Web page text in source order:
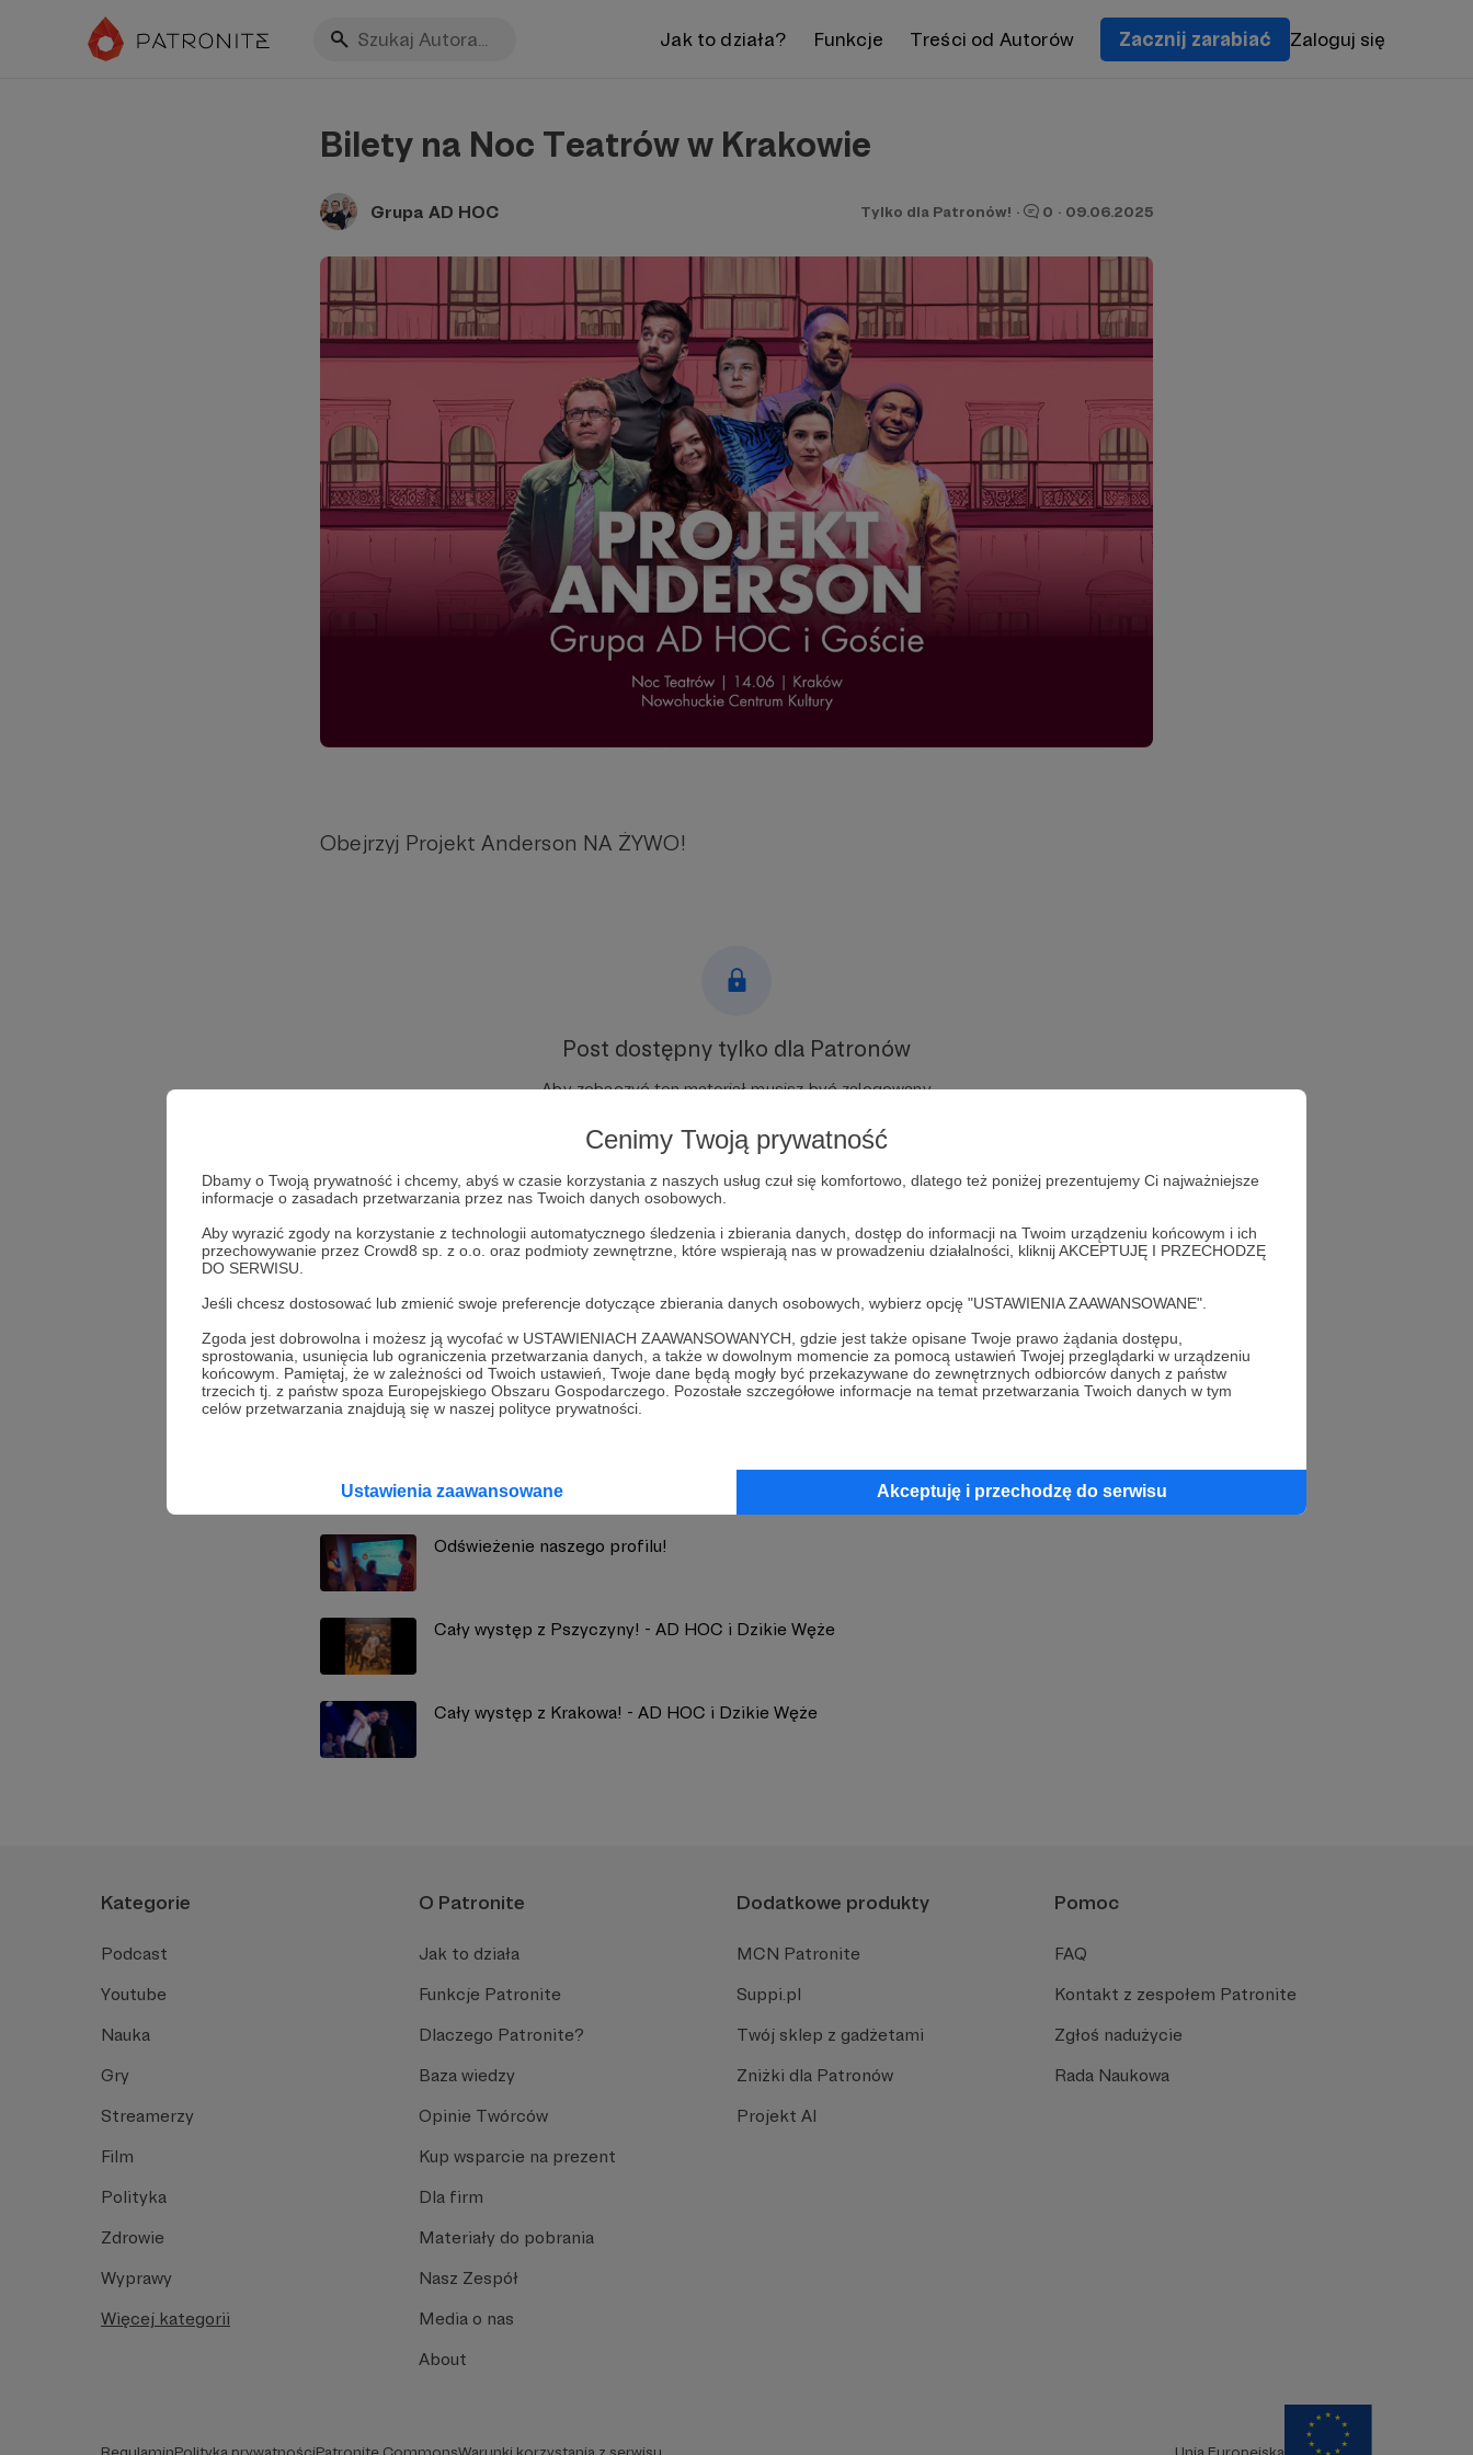
Cenimy Twoją prywatność
Dbamy o Twoją prywatność i chcemy, abyś w czasie korzystania z naszych usług czuł się komfortowo, dlatego też poniżej prezentujemy Ci najważniejsze
informacje o zasadach przetwarzania przez nas Twoich danych osobowych.
Aby wyrazić zgody na korzystanie z technologii automatycznego śledzenia i zbierania danych, dostęp do informacji na Twoim urządzeniu końcowym i ich
przechowywanie przez Crowd8 sp. z o.o. oraz podmioty zewnętrzne, które wspierają nas w prowadzeniu działalności, kliknij AKCEPTUJĘ I PRZECHODZĘ
DO SERWISU.
Jeśli chcesz dostosować lub zmienić swoje preferencje dotyczące zbierania danych osobowych, wybierz opcję "USTAWIENIA ZAAWANSOWANE".
Zgoda jest dobrowolna i możesz ją wycofać w USTAWIENIACH ZAAWANSOWANYCH, gdzie jest także opisane Twoje prawo żądania dostępu,
sprostowania, usunięcia lub ograniczenia przetwarzania danych, a także w dowolnym momencie za pomocą ustawień Twojej przeglądarki w urządzeniu
końcowym. Pamiętaj, że w zależności od Twoich ustawień, Twoje dane będą mogły być przekazywane do zewnętrznych odbiorców danych z państw
trzecich tj. z państw spoza Europejskiego Obszaru Gospodarczego. Pozostałe szczegółowe informacje na temat przetwarzania Twoich danych w tym
celów przetwarzania znajdują się w naszej polityce prywatności.
Ustawienia zaawansowane Akceptuję i przechodzę do serwisu
Jak to działa? Funkcje Treści od Autorów Zacznij zarabiać Zaloguj się
Bilety na Noc Teatrów w Krakowie
Grupa AD HOC Tylko dla Patronów! · 0 · 09.06.2025
Obejrzyj Projekt Anderson NA ŻYWO!
Post dostępny tylko dla Patronów
Aby zobaczyć ten materiał musisz być zalogowany
Zostań Patronem
Zaloguj się
Grupa AD HOC Zobacz profil autora
Zobacz również
Odświeżenie naszego profilu!
Cały występ z Pszyczyny! - AD HOC i Dzikie Węże
Cały występ z Krakowa! - AD HOC i Dzikie Węże
Kategorie
Podcast
Youtube
Nauka
Gry
Streamerzy
Film
Polityka
Zdrowie
Wyprawy
Więcej kategorii
O Patronite
Jak to działa
Funkcje Patronite
Dlaczego Patronite?
Baza wiedzy
Opinie Twórców
Kup wsparcie na prezent
Dla firm
Materiały do pobrania
Nasz Zespół
Media o nas
About
Dodatkowe produkty
MCN Patronite
Suppi.pl
Twój sklep z gadżetami
Zniżki dla Patronów
Projekt AI
Pomoc
FAQ
Kontakt z zespołem Patronite
Zgłoś nadużycie
Rada Naukowa
RegulaminPolityka prywatnościPatronite CommonsWarunki korzystania z serwisu Unia Europejska